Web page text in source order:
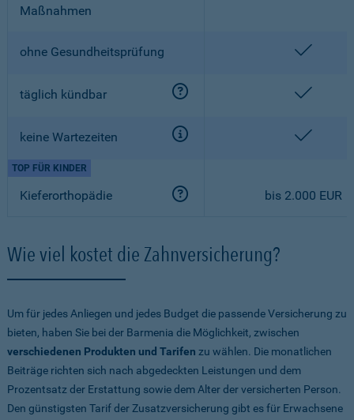
Maßnahmen
ohne Gesundheitsprüfung
täglich kündbar
keine Wartezeiten
TOP FÜR KINDER
Kieferorthopädie bis 2.000 EUR
Wie viel kostet die Zahnversicherung?
Um für jedes Anliegen und jedes Budget die passende Versicherung zu
bieten, haben Sie bei der Barmenia die Möglichkeit, zwischen
verschiedenen Produkten und Tarifen zu wählen. Die monatlichen
Beiträge richten sich nach abgedeckten Leistungen und dem
Prozentsatz der Erstattung sowie dem Alter der versicherten Person.
Den günstigsten Tarif der Zusatzversicherung gibt es für Erwachsene